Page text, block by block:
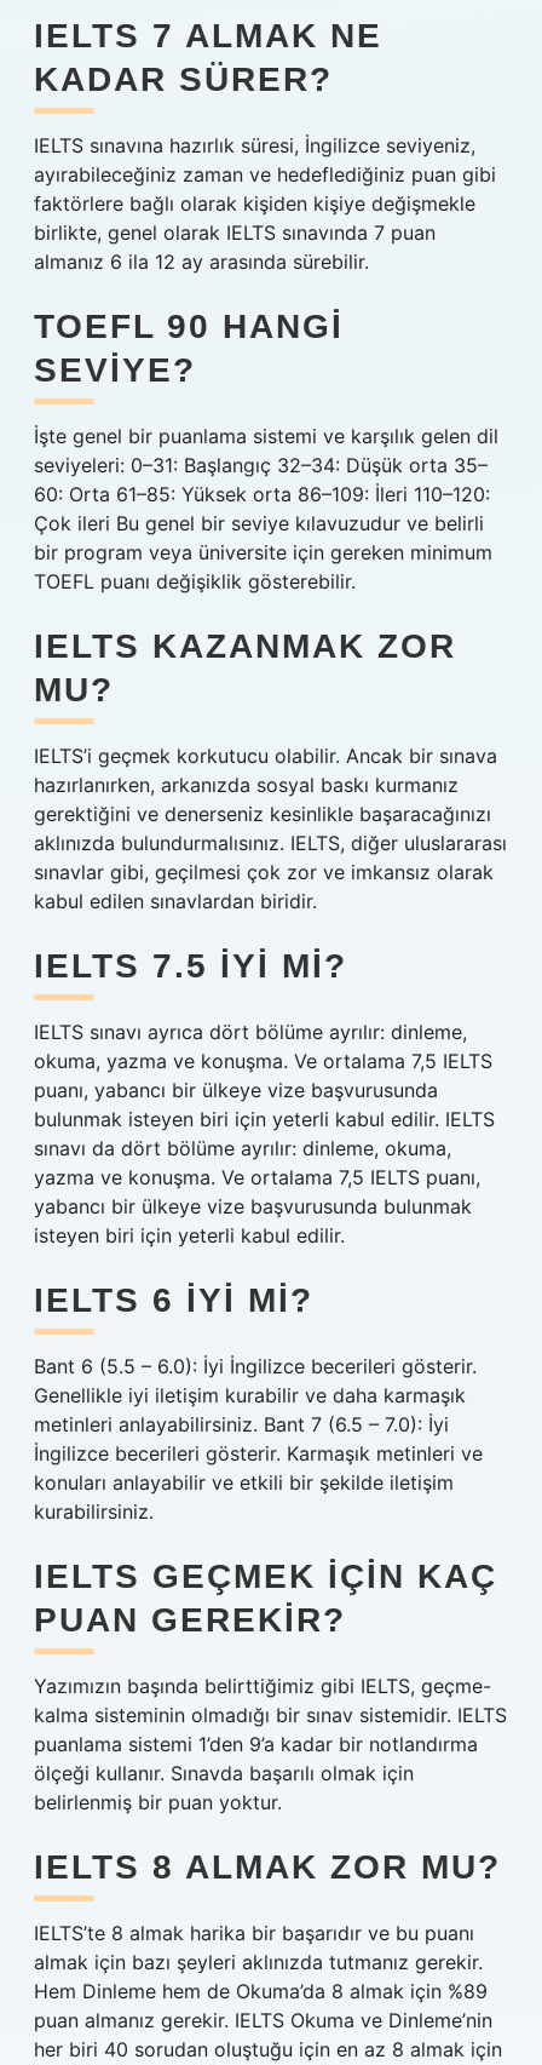
IELTS 7 ALMAK NE
KADAR SÜRER?
IELTS sınavına hazırlık süresi, İngilizce seviyeniz,
ayırabileceğiniz zaman ve hedeflediğiniz puan gibi
faktörlere bağlı olarak kişiden kişiye değişmekle
birlikte, genel olarak IELTS sınavında 7 puan
almanız 6 ila 12 ay arasında sürebilir.
TOEFL 90 HANGI
SEVIYE?
İşte genel bir puanlama sistemi ve karşılık gelen dil
seviyeleri: 0–31: Başlangıç ​​32–34: Düşük orta 35–
60: Orta 61–85: Yüksek orta 86–109: İleri 110–120:
Çok ileri Bu genel bir seviye kılavuzudur ve belirli
bir program veya üniversite için gereken minimum
TOEFL puanı değişiklik gösterebilir.
IELTS KAZANMAK ZOR
MU?
IELTS’i geçmek korkutucu olabilir. Ancak bir sınava
hazırlanırken, arkanızda sosyal baskı kurmanız
gerektiğini ve denerseniz kesinlikle başaracağınızı
aklınızda bulundurmalısınız. IELTS, diğer uluslararası
sınavlar gibi, geçilmesi çok zor ve imkansız olarak
kabul edilen sınavlardan biridir.
IELTS 7.5 IYI MI?
IELTS sınavı ayrıca dört bölüme ayrılır: dinleme,
okuma, yazma ve konuşma. Ve ortalama 7,5 IELTS
puanı, yabancı bir ülkeye vize başvurusunda
bulunmak isteyen biri için yeterli kabul edilir. IELTS
sınavı da dört bölüme ayrılır: dinleme, okuma,
yazma ve konuşma. Ve ortalama 7,5 IELTS puanı,
yabancı bir ülkeye vize başvurusunda bulunmak
isteyen biri için yeterli kabul edilir.
IELTS 6 IYI MI?
Bant 6 (5.5 – 6.0): İyi İngilizce becerileri gösterir.
Genellikle iyi iletişim kurabilir ve daha karmaşık
metinleri anlayabilirsiniz. Bant 7 (6.5 – 7.0): İyi
İngilizce becerileri gösterir. Karmaşık metinleri ve
konuları anlayabilir ve etkili bir şekilde iletişim
kurabilirsiniz.
IELTS GEÇMEK IÇIN KAÇ
PUAN GEREKIR?
Yazımızın başında belirttiğimiz gibi IELTS, geçme-
kalma sisteminin olmadığı bir sınav sistemidir. IELTS
puanlama sistemi 1’den 9’a kadar bir notlandırma
ölçeği kullanır. Sınavda başarılı olmak için
belirlenmiş bir puan yoktur.
IELTS 8 ALMAK ZOR MU?
IELTS’te 8 almak harika bir başarıdır ve bu puanı
almak için bazı şeyleri aklınızda tutmanız gerekir.
Hem Dinleme hem de Okuma’da 8 almak için %89
puan almanız gerekir. IELTS Okuma ve Dinleme’nin
her biri 40 sorudan oluştuğu için en az 8 almak için